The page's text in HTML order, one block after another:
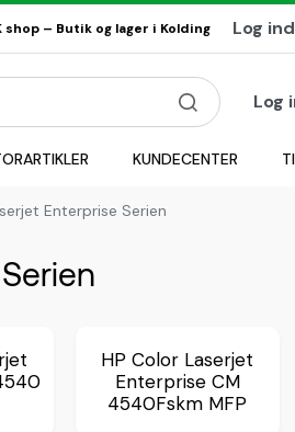
shop – Butik og lager i Kolding Log ind
Log
KUNDECENTER
Enterprise Serien
HP Color Laserjet
Enterprise CM
4540Fskm MFP